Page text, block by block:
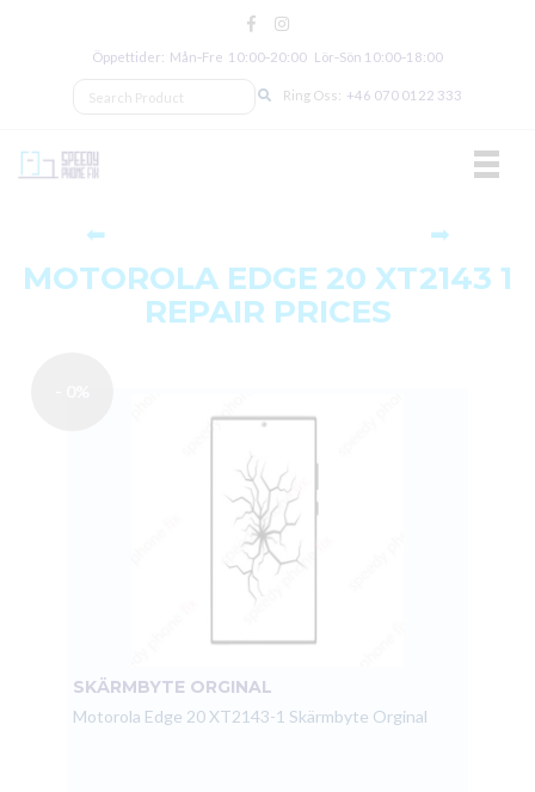
Öppettider: Mån‑Fre 10:00‑20:00 Lör‑Sön 10:00‑18:00
Ring Oss: +46 070 0122 333
⬅ ➡
MOTOROLA EDGE 20 XT2143 1
REPAIR PRICES
SKÄRMBYTE ORGINAL
Motorola Edge 20 XT2143-1 Skärmbyte Orginal